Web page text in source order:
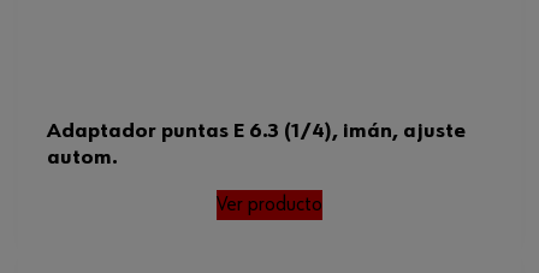
Adaptador puntas E 6.3 (1/4), imán, ajuste
autom.
Ver producto